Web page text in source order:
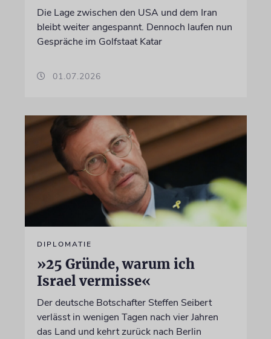
Die Lage zwischen den USA und dem Iran
bleibt weiter angespannt. Dennoch laufen nun
Gespräche im Golfstaat Katar
01.07.2026
DIPLOMATIE
»25 Gründe, warum ich
Israel vermisse«
Der deutsche Botschafter Steffen Seibert
verlässt in wenigen Tagen nach vier Jahren
das Land und kehrt zurück nach Berlin